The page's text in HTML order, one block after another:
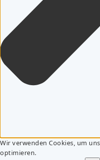
Wir verwenden Cookies, um
optimieren.